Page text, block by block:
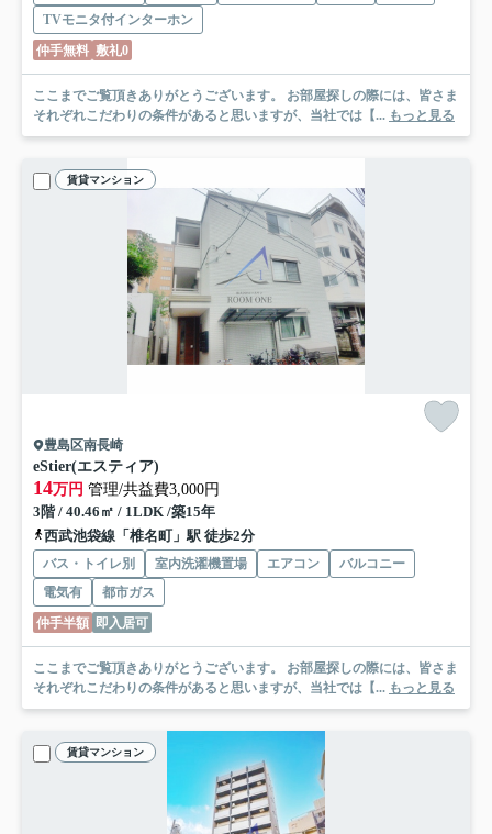
TVモニタ付インターホン
仲手無料 敷礼0
ここまでご覧頂きありがとうございます。 お部屋探しの際には、皆さま
それぞれこだわりの条件があると思いますが、当社では【... もっと見る
賃貸マンション
豊島区南長崎
eStier(エスティア)
14万円 管理/共益費3,000円
3階 / 40.46㎡ / 1LDK /築15年
西武池袋線「椎名町」駅 徒歩2分
バス・トイレ別 室内洗濯機置場 エアコン
バルコニー
電気有
都市ガス
仲手半額 即入居可
ここまでご覧頂きありがとうございます。 お部屋探しの際には、皆さま
それぞれこだわりの条件があると思いますが、当社では【... もっと見る
賃貸マンション